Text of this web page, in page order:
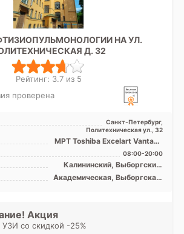
НА УЛ.
Д. 32
Рейтинг: 3.7 из 5
проверена
Санкт-Петербург,
Политехническая ул., 32
МРТ Toshiba Excelart Vantage
1.5T закрытый тип, КТ
Toshiba Aquilion 32 ...
08:00-20:00
Калининский, Выборгский,
Красногвардейский,
Петроградский, Приморский
Академическая, Выборгская,
Мужества, Политехническая,
Проспект Просвещения,
Акция
со скидкой -25%